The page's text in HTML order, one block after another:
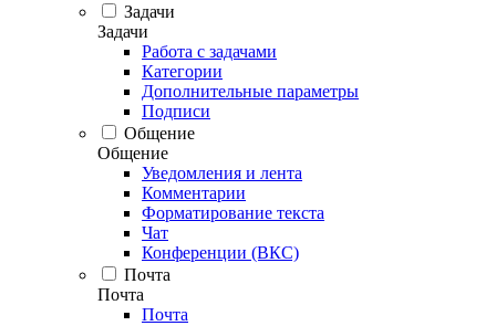
Задачи
Задачи
Работа с задачами
Категории
Дополнительные параметры
Подписи
Общение
Общение
Уведомления и лента
Комментарии
Форматирование текста
Чат
Конференции (ВКС)
Почта
Почта
Почта